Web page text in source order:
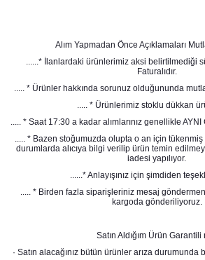
Alım Yapmadan Önce Açıklamaları
......* İlanlardaki ürünlerimiz aksi belirtilmediği
Faturalıdır.
..... * Ürünler hakkında sorunuz olduğununda
..... * Ürünlerimiz stoklu dükkan
..... * Saat 17:30 a kadar alımlarınız genellikle
..... * Bazen stoğumuzda olupta o an için
durumlarda alıcıya bilgi verilip ürün temin
iadesi yapılıyor.
......* Anlayışınız için şimdiden
..... * Birden fazla siparişleriniz mesaj
kargoda gönderiliyoruz.
Satın Aldığım Ürün Garantili
· Satın alacağınız bütün ürünler arıza